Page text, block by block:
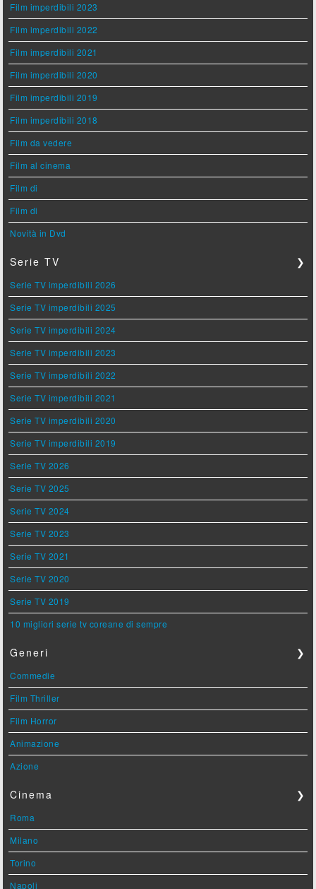
Film imperdibili 2023
Film imperdibili 2022
Film imperdibili 2021
Film imperdibili 2020
Film imperdibili 2019
Film imperdibili 2018
Film da vedere
Film al cinema
Film di
Film di
Novità in Dvd
Serie TV ❯
Serie TV imperdibili 2026
Serie TV imperdibili 2025
Serie TV imperdibili 2024
Serie TV imperdibili 2023
Serie TV imperdibili 2022
Serie TV imperdibili 2021
Serie TV imperdibili 2020
Serie TV imperdibili 2019
Serie TV 2026
Serie TV 2025
Serie TV 2024
Serie TV 2023
Serie TV 2021
Serie TV 2020
Serie TV 2019
10 migliori serie tv coreane di sempre
Generi ❯
Commedie
Film Thriller
Film Horror
Animazione
Azione
Cinema ❯
Roma
Milano
Torino
Napoli